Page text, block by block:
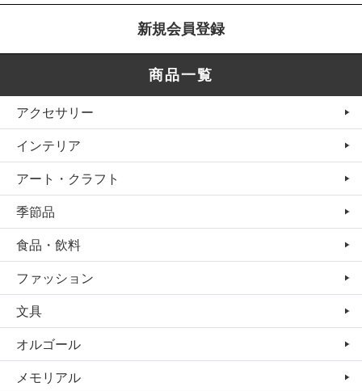
新規会員登録
商品一覧
アクセサリー
インテリア
アート・クラフト
季節品
食品・飲料
ファッション
文具
オルゴール
メモリアル